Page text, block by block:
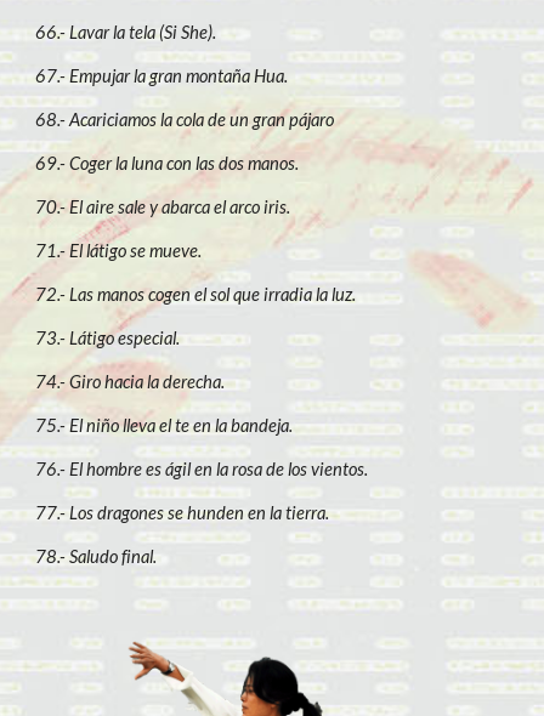
66.- Lavar la tela (Si She).
67.- Empujar la gran montaña Hua.
68.- Acariciamos la cola de un gran pájaro
69.- Coger la luna con las dos manos.
70.- El aire sale y abarca el arco iris.
71.- El látigo se mueve.
72.- Las manos cogen el sol que irradia la luz.
73.- Látigo especial.
74.- Giro hacia la derecha.
75.- El niño lleva el te en la bandeja.
76.- El hombre es ágil en la rosa de los vientos.
77.- Los dragones se hunden en la tierra.
78.- Saludo final.